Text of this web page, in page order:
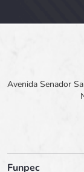
Avenida Senador
Funpec